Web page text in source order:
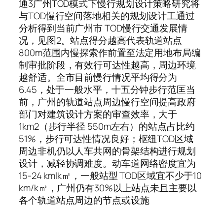
通3广州TOD模式下慢行规划设计策略研究将
与TOD慢行空间落地相关的规划设计工通过
分析得到当前广州市 TOD慢行交通发展情
况，见图2。站点得分越高代表轨道站点
800m范围内慢探索作前置至法定用地布局编
制审批阶段，有效行可达性越高，周边环境
越舒适。全市目前慢行情况平均得分为
6.45，处于一般水平，十五分钟步行范匡当
前，广州的轨道站点周边慢行空间提高政府
部门对建筑设计方案的审查效率，大于
1km2（步行半径 550m左右）的站点占比约
51%，步行可达性情况良好；枢纽TOD区域
周边非机仍以人车共网的骨架结构进行规划
设计，减轻协调难度。动车道网络密度宜为
15-24 kmlk㎡，一般站型 TOD区域宜不少于10
km/k㎡，广州仍有30%以上站点未且主要以
各个轨道站点周边的节点或设施